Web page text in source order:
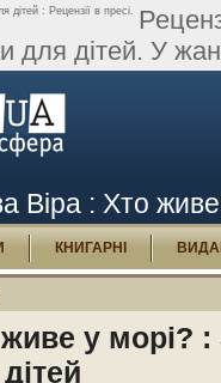
: Рецензії в пресі.
для дітей. У
: Хто живе
КНИГАРНІ
у морі? :